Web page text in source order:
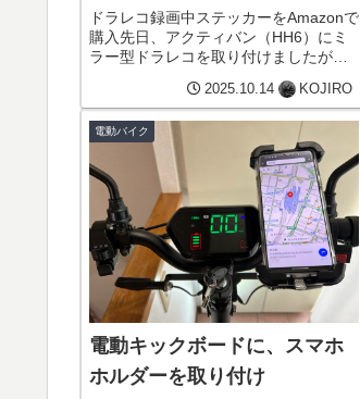
ドラレコ録画中ステッカーをAmazonで
購入先日、アクティバン（HH6）にミ
ラー型ドラレコを取り付けましたが、
ンが気に入らず、新たにAmazonで探す
ことにしました。ドラレコに付属のス
テッカーと今回購入した...
2025.10.14 KOJIRO
電動バイク
電動キックボードに、スマホ
ホルダーを取り付け